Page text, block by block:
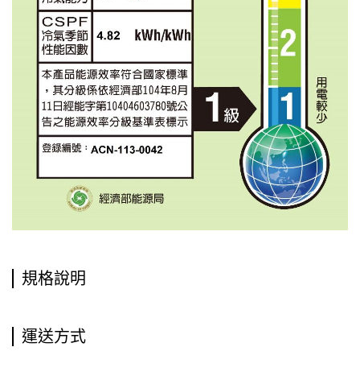
規格說明
運送方式